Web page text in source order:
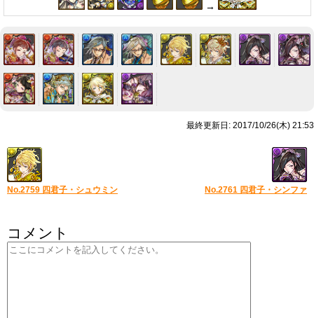
→
最終更新日: 2017/10/26(木) 21:53
No.2759 四君子・シュウミン No.2761 四君子・シンファ
コメント